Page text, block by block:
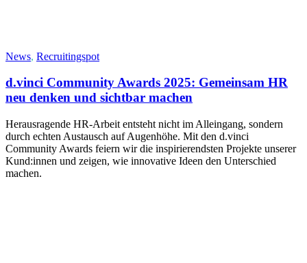
News, Recruitingspot
d.vinci Community Awards 2025: Gemeinsam HR
neu denken und sichtbar machen
Herausragende HR-Arbeit entsteht nicht im Alleingang, sondern
durch echten Austausch auf Augenhöhe. Mit den d.vinci
Community Awards feiern wir die inspirierendsten Projekte unserer
Kund:innen und zeigen, wie innovative Ideen den Unterschied
machen.